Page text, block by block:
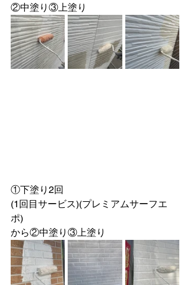
②中塗り③上塗り
①下塗り2回
(1回目サービス)(プレミアムサーフエ
ポ)
から②中塗り③上塗り